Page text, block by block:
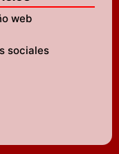
web
sociales